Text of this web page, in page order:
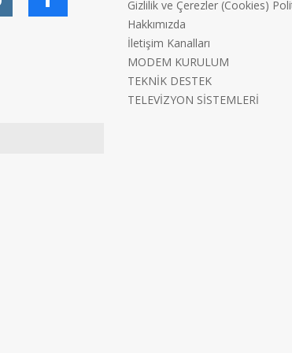
Gizlilik ve Çerezler (Cookies)
Hakkımızda
İletişim Kanalları
MODEM KURULUM
TEKNİK DESTEK
TELEVİZYON SİSTEMLERİ